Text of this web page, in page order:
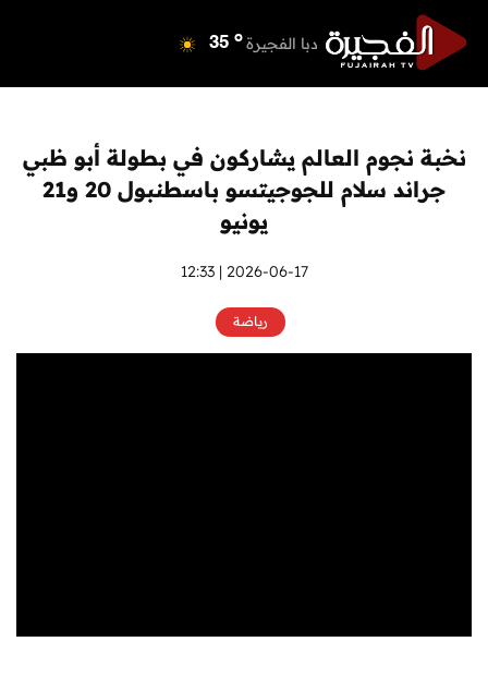
دبا الفجيرة 35 o
أم القيوين 40 o
راس الخيمة 40 o
35 o
نخبة نجوم العالم يشاركون في بطولة أبو ظبي
جراند سلام للجوجيتسو باسطنبول 20 و21
يونيو
2026-06-17 | 12:33
رياضة